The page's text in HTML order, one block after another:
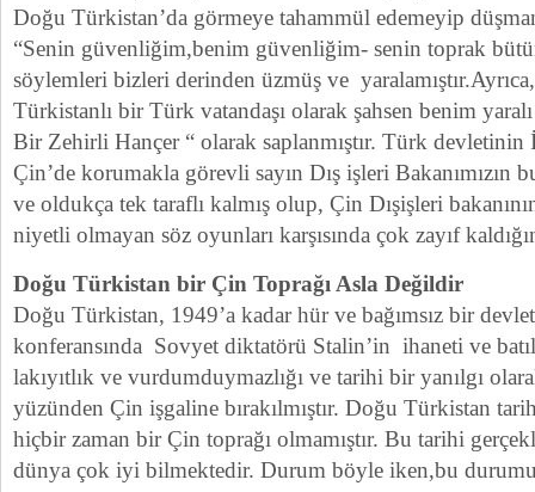
Doğu Türkistan’da görmeye tahammül edemeyip
“Senin güvenliğim,benim güvenliğim- senin toprak
söylemleri bizleri derinden üzmüş ve
Türkistanlı bir Türk vatandaşı olarak şahsen benim
Bir Zehirli Hançer “ olarak saplanmıştır. Türk devletinin
Çin’de korumakla görevli sayın Dış işleri Bakanımızın
ve oldukça tek taraflı kalmış olup, Çin Dışişleri
niyetli olmayan söz oyunları karşısında çok zayıf
Doğu Türkistan bir Çin Toprağı Asla Değildir
Doğu Türkistan, 1949’a kadar hür ve bağımsız bir
konferansında Sovyet diktatörü Stalin’in ihaneti ve
lakıyıtlık ve vurdumduymazlığı ve tarihi bir yanılgı
yüzünden Çin işgaline bırakılmıştır. Doğu Türkistan
hiçbir zaman bir Çin toprağı olmamıştır. Bu tarihi
dünya çok iyi bilmektedir. Durum böyle iken,bu durumu